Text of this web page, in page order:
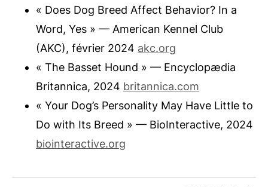
« Does Dog Breed Affect Behavior? In a
Word, Yes » — American Kennel Club
(AKC), février 2024 akc.org
« The Basset Hound » — Encyclopædia
Britannica, 2024 britannica.com
« Your Dog’s Personality May Have Little to
Do with Its Breed » — BioInteractive, 2024
biointeractive.org